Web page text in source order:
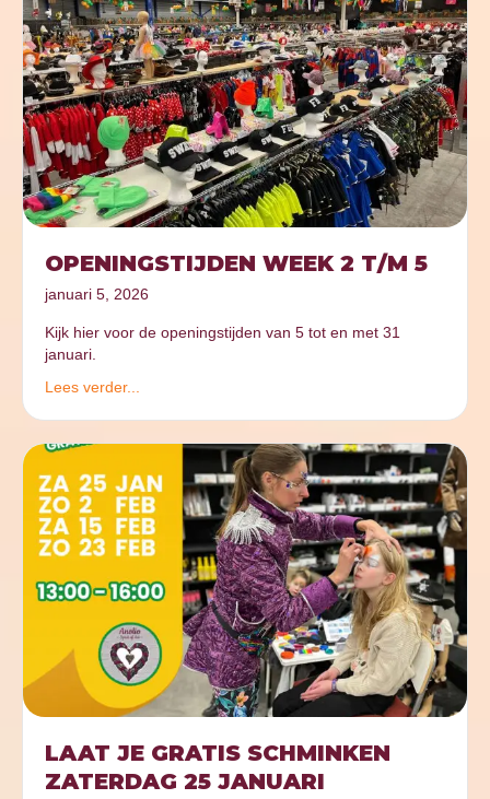
OPENINGSTIJDEN WEEK 2 T/M 5
januari 5, 2026
Kijk hier voor de openingstijden van 5 tot en met 31
januari.
Lees verder...
LAAT JE GRATIS SCHMINKEN
ZATERDAG 25 JANUARI